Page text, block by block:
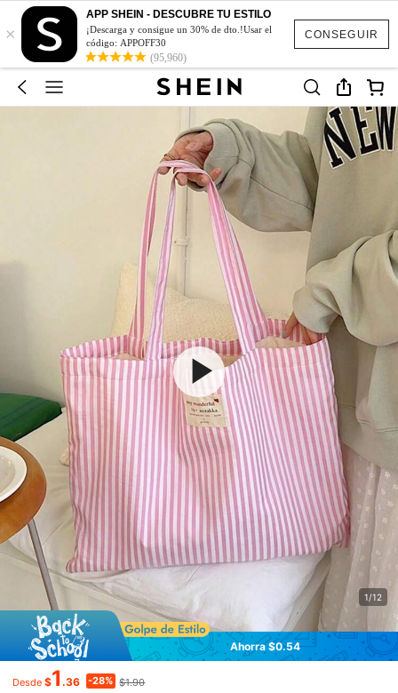
CONSEGUIR
×
APP SHEIN - DESCUBRE TU ESTILO
¡Descarga y consigue un 30% de dto.!Usar el
código: APPOFF30
(95,960)
1/12
Ahorra $0.54
Desde $1 .36 -28% $1.90